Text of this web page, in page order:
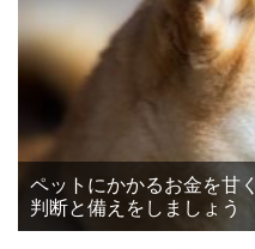
ペットにかかるお金を甘
判断と備えをしましょう